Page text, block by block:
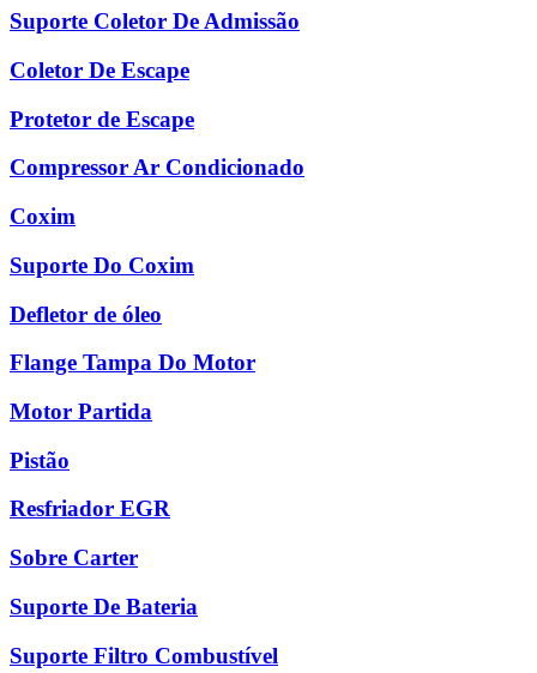
Suporte Coletor De Admissão
Coletor De Escape
Protetor de Escape
Compressor Ar Condicionado
Coxim
Suporte Do Coxim
Defletor de óleo
Flange Tampa Do Motor
Motor Partida
Pistão
Resfriador EGR
Sobre Carter
Suporte De Bateria
Suporte Filtro Combustível